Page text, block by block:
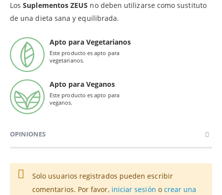
LosSuplementos ZEUS no deben utilizarse como sustituto
de una dieta sana y equilibrada.
Apto para Vegetarianos
Este producto es apto para
vegetarianos.
Apto para Veganos
Este producto es apto para
veganos.
OPINIONES
Solo usuarios registrados pueden escribir
comentarios. Por favor, iniciar sesión o crear una